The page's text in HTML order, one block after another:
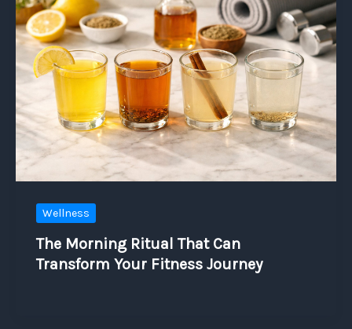
Wellness
The Morning Ritual That Can
Transform Your Fitness Journey